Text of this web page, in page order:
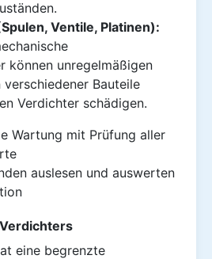
Ventile, Platinen):
können unregelmäßigen
verschiedener Bauteile
Verdichter schädigen.
Wartung mit Prüfung aller
auslesen und auswerten
eine begrenzte